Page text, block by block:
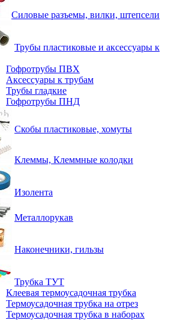
Силовые разъемы, вилки, штепсели
Трубы пластиковые и аксессуары к
Гофротрубы ПВХ
Аксессуары к трубам
Трубы гладкие
Гофротрубы ПНД
Скобы пластиковые, хомуты
Клеммы, Клеммные колодки
Изолента
Металлорукав
Наконечники, гильзы
Трубка ТУТ
Клеевая термоусадочная трубка
Термоусадочная трубка на отрез
Термоусадочная трубка в наборах